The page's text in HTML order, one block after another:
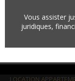
Vous assister
juridiques,
LOCATION